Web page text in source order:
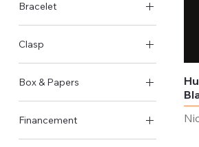
Grau
Bracelet
Clasp
Box & Papers
Original Schachtel &
Papiere
Financement